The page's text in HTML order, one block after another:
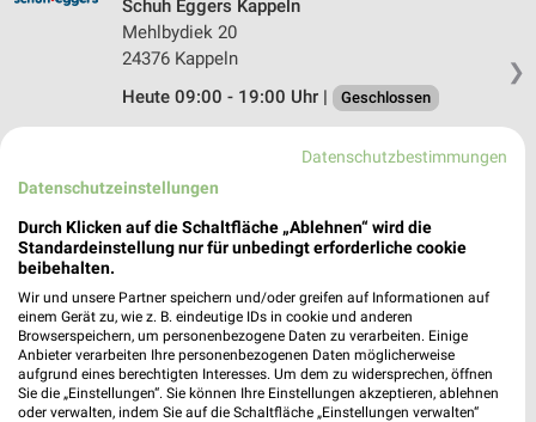
❯
Schuh Eggers Kappeln
Mehlbydiek 20
24376 Kappeln
Heute 09:00 - 19:00 Uhr |
Geschlossen
Große Straße 18
24392 Süderbrarup
Heute 09:00 - 18:00 Uhr | Geschlossen
335,72 km
DEICHMANN Rendsburg
Datenschutzbestimmungen
Datenschutzeinstellungen
Durch Klicken auf die Schaltfläche „Ablehnen“ wird die
Standardeinstellung nur für unbedingt erforderliche cookie
beibehalten.
Wir und unsere Partner speichern und/oder greifen auf Informationen auf
einem Gerät zu, wie z. B. eindeutige IDs in cookie und anderen
Browserspeichern, um personenbezogene Daten zu verarbeiten. Einige
Anbieter verarbeiten Ihre personenbezogenen Daten möglicherweise
aufgrund eines berechtigten Interesses. Um dem zu widersprechen, öffnen
Sie die „Einstellungen“. Sie können Ihre Einstellungen akzeptieren, ablehnen
oder verwalten, indem Sie auf die Schaltfläche „Einstellungen verwalten“